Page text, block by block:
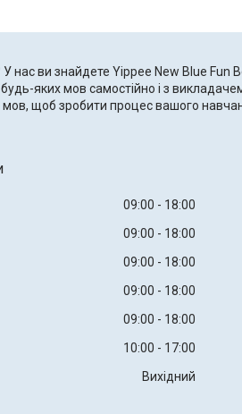
нас ви знайдете Yippee New Blue
яких мов самостійно і з
мов, щоб зробити процес вашого
09:00
18:00
09:00
18:00
09:00
18:00
09:00
18:00
09:00
18:00
10:00
17:00
Вихідний